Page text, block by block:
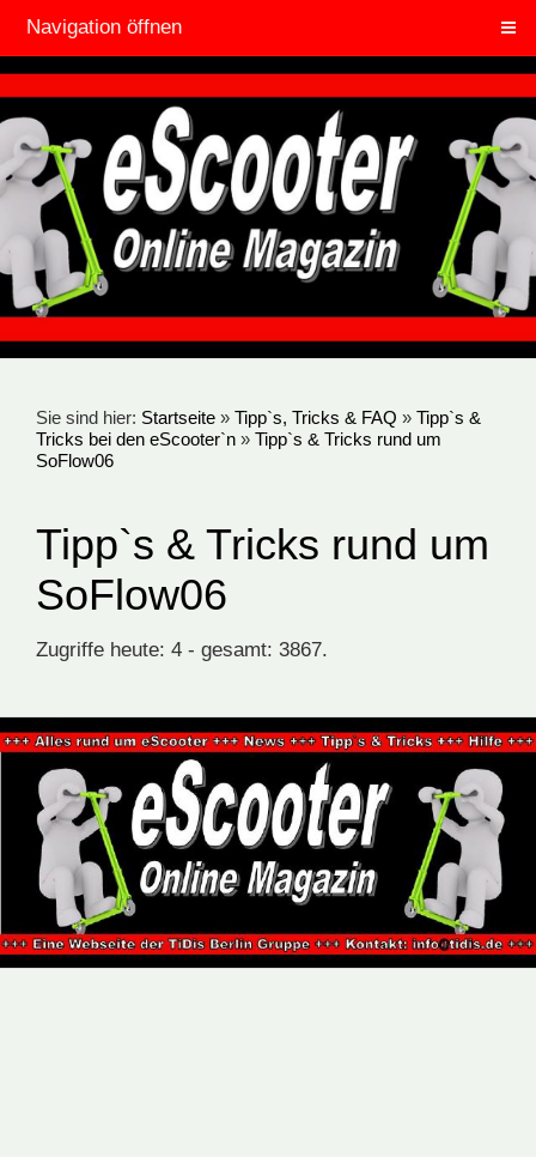
Navigation öffnen
Sie sind hier: Startseite » Tipp`s, Tricks & FAQ » Tipp`s &
Tricks bei den eScooter`n » Tipp`s & Tricks rund um
SoFlow06
Tipp`s & Tricks rund um
SoFlow06
Zugriffe heute: 4 - gesamt: 3867.